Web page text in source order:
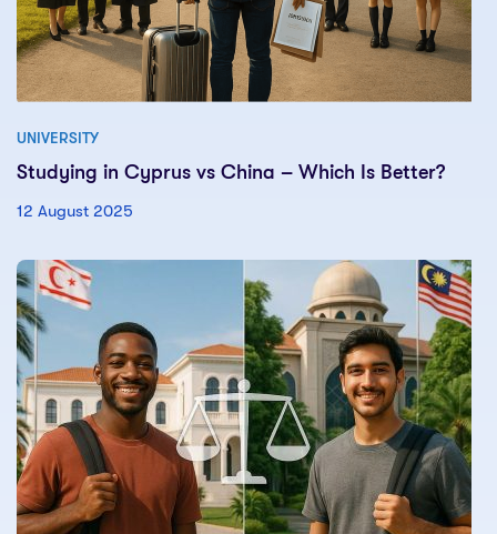
UNIVERSITY
Studying in Cyprus vs China – Which Is Better?
12 August 2025